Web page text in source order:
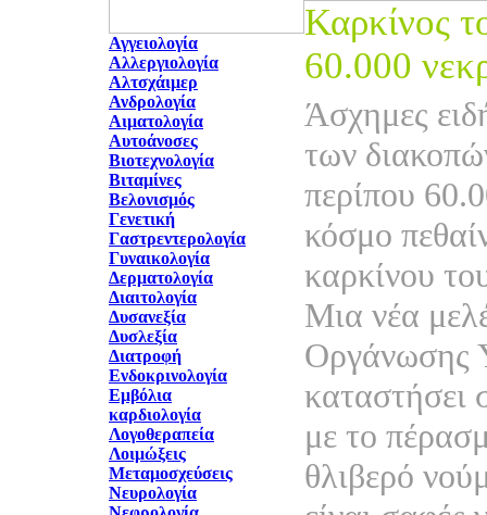
Αγγειολογία
Αλλεργιολογία
Αλτσχάιμερ
Ανδρολογία
Αιματολογία
Αυτοάνοσες
Βιοτεχνολογία
Βιταμίνες
Βελονισμός
Γενετική
Γαστρεντερολογία
Γυναικολογία
Δερματολογία
Διαιτολογία
Δυσανεξία
Δυσλεξία
Διατροφή
Ενδοκρινολογία
Εμβόλια
καρδιολογία
Λογοθεραπεία
Λοιμώξεις
Μεταμοσχεύσεις
Νευρολογία
Καρκίνος
60.000
Άσχημες
των
περίπου
κόσμο
καρκίνου
Μια νέα
Οργάνωσης
καταστήσει
με το
θλιβερό